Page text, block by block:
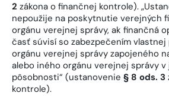
2 zákona o finančnej kontrole).
nepoužije na poskytnutie verejných
orgánu verejnej správy, ak finančná
časť súvisí so zabezpečením
orgánu verejnej správy zapojeného
alebo iného orgánu verejnej správy
pôsobnosti“ (ustanovenie § 8 ods. 3
kontrole).